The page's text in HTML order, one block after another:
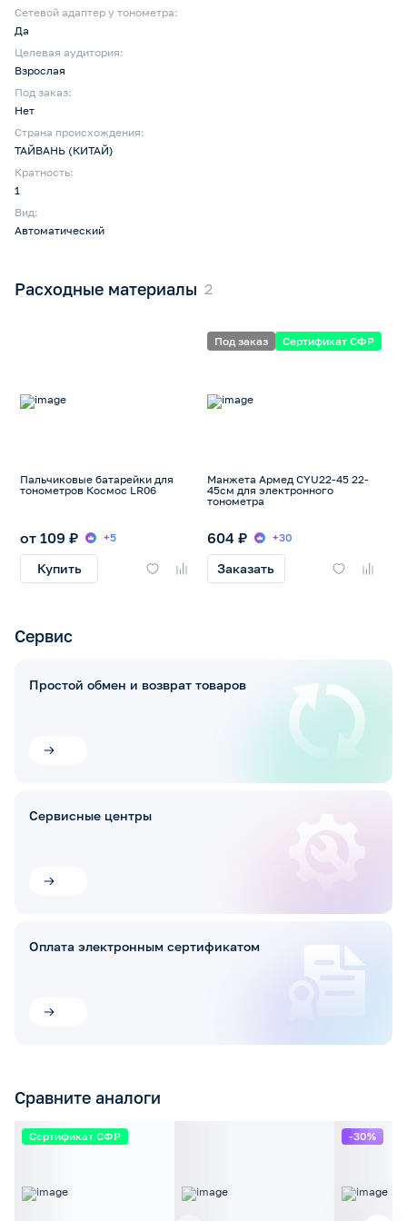
Сетевой адаптер у тонометра:
Да
Целевая аудитория:
Взрослая
Под заказ:
Нет
Страна происхождения:
ТАЙВАНЬ (КИТАЙ)
Кратность:
1
Вид:
Автоматический
Расходные материалы
Пальчиковые батарейки для
тонометров Космос LR06
от 109 ₽ +5
Купить
Под заказ Сертификат СФР
Манжета Армед CYU22-45 22-
45см для электронного
тонометра
604 ₽ +30
Заказать
Сервис
Простой обмен и возврат товаров
Сервисные центры
Оплата электронным сертификатом
Сравните аналоги
Сертификат СФР -30%